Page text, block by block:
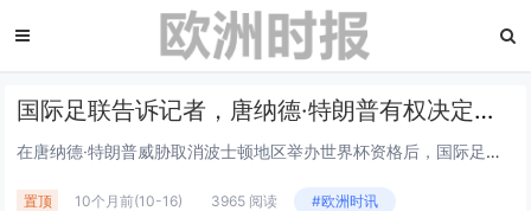
国际足联告诉记者，唐纳德·特朗普有权决定哪些城市适合举办世界杯
在唐纳德·特朗普威胁取消波士顿地区举办世界杯资格后，国际足联向天空新闻台表示，美国政府有权决定举办世界杯的城市是否安全。美国总统此前声称加州可能被剥夺明年国际足联赛事和 2028 年洛杉矶奥运会的比赛资格，此后，他在白宫加大了对民主党执政城...
置顶 10个月前(10-16) 3965 阅读 #欧洲时讯